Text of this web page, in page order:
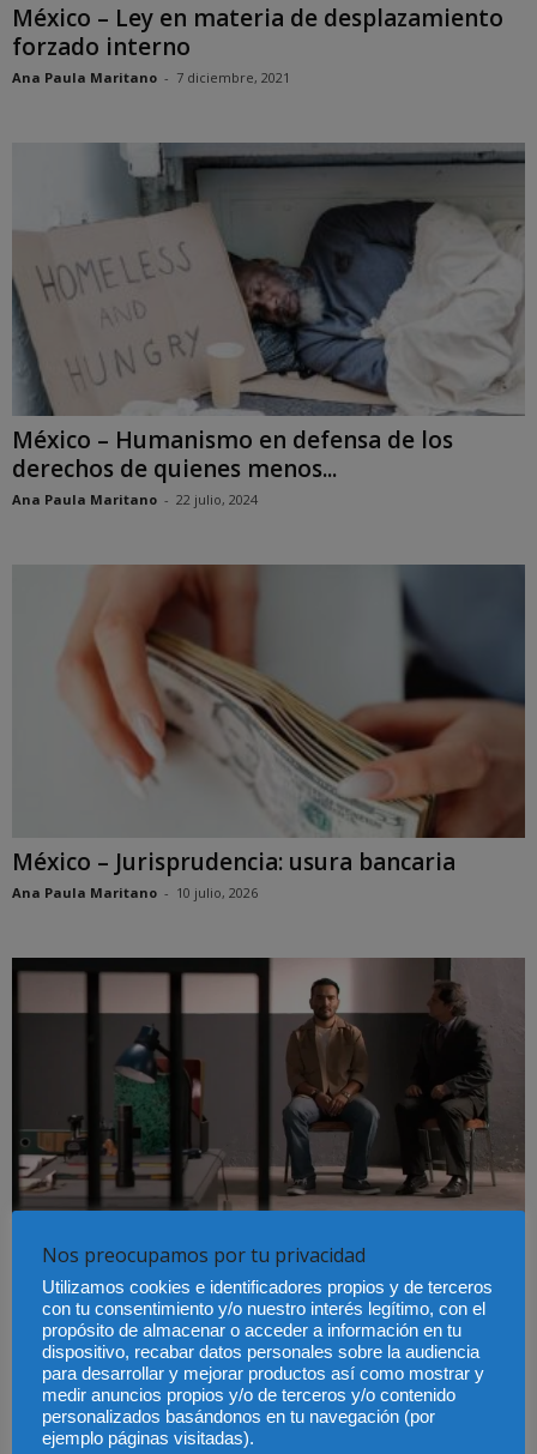
México – Ley en materia de desplazamiento
forzado interno
Ana Paula Maritano - 7 diciembre, 2021
México – Humanismo en defensa de los
derechos de quienes menos...
Ana Paula Maritano - 22 julio, 2024
México – Jurisprudencia: usura bancaria
Ana Paula Maritano - 10 julio, 2026
México – Imputado: Cuándo tiene acceso a la
carpeta de investigación
Ana Paula Maritano - 14 junio, 2019
Nos preocupamos por tu privacidad
Utilizamos cookies e identificadores propios y de terceros
con tu consentimiento y/o nuestro interés legítimo, con el
propósito de almacenar o acceder a información en tu
dispositivo, recabar datos personales sobre la audiencia
para desarrollar y mejorar productos así como mostrar y
medir anuncios propios y/o de terceros y/o contenido
personalizados basándonos en tu navegación (por
ejemplo páginas visitadas).